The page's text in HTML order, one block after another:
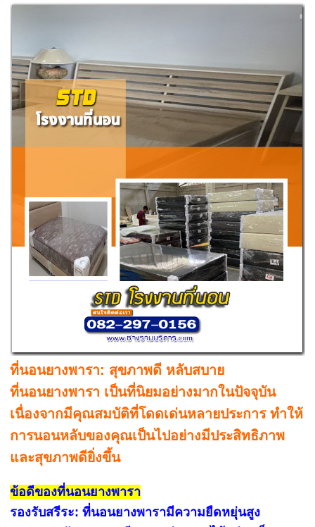
ที่นอนยางพารา: สุขภาพดี หลับสบาย
ที่นอนยางพารา เป็นที่นิยมอย่างมากในปัจจุบัน
เนื่องจากมีคุณสมบัติที่โดดเด่นหลายประการ ทำให้
การนอนหลับของคุณเป็นไปอย่างมีประสิทธิภาพ
และสุขภาพดียิ่งขึ้น
ข้อดีของที่นอนยางพารา
รองรับสรีระ: ที่นอนยางพารามีความยืดหยุ่นสูง